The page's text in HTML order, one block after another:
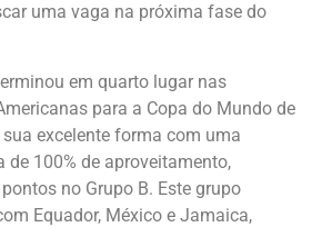
uma vaga na próxima fase do
em quarto lugar nas
para a Copa do Mundo de
excelente forma com uma
100% de aproveitamento,
no Grupo B. Este grupo
Equador, México e Jamaica,